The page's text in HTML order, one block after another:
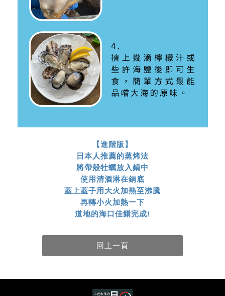
【進階版】
日本人推薦的蒸烤法
將帶殼牡蠣放入鍋中
使用清酒淋在鍋底
蓋上蓋子用大火加熱至沸騰
再轉小火加熱一下
道地的海口佳餚完成!